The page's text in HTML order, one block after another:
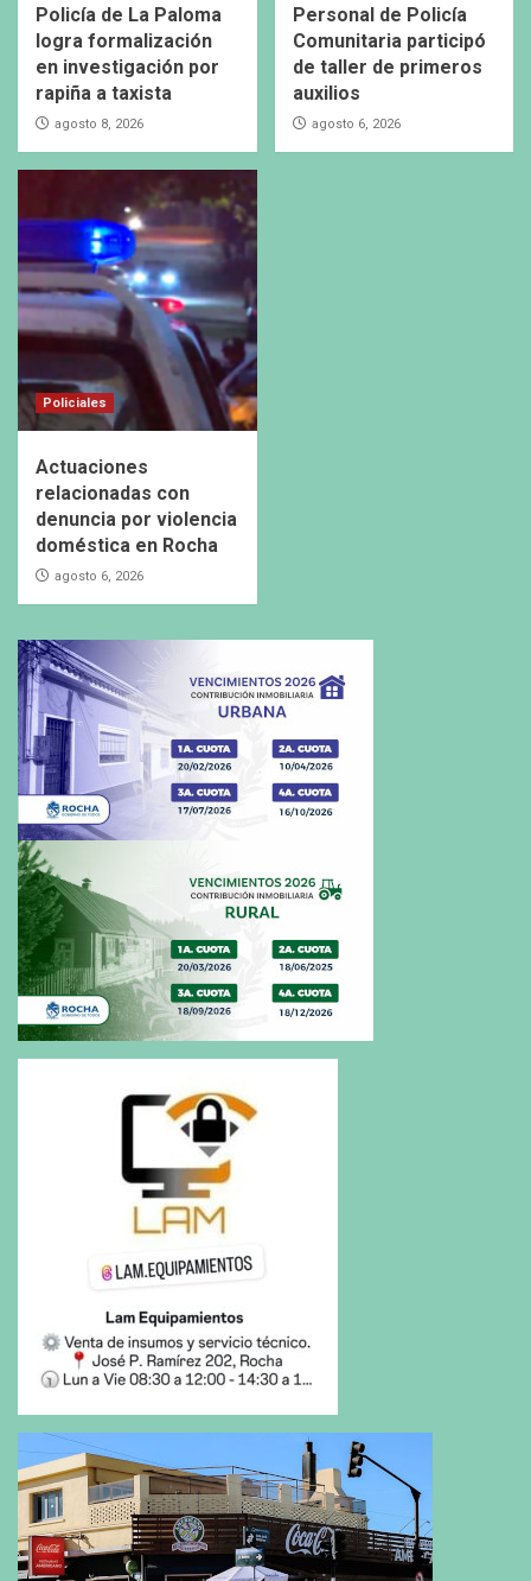
Policía de La Paloma
logra formalización
en investigación por
rapiña a taxista
agosto 8, 2026
Personal de Policía
Comunitaria participó
de taller de primeros
auxilios
agosto 6, 2026
Policiales
Actuaciones
relacionadas con
denuncia por violencia
doméstica en Rocha
agosto 6, 2026